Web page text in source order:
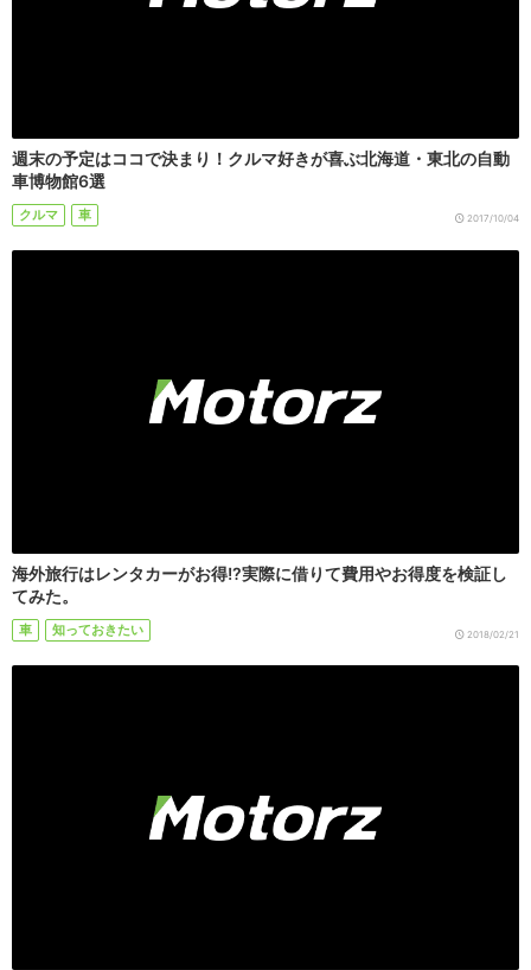
週末の予定はココで決まり！クルマ好きが喜ぶ北海道・東北の自動
車博物館6選
クルマ 車 2017/10/04
海外旅行はレンタカーがお得!?実際に借りて費用やお得度を検証し
てみた。
車 知っておきたい 2018/02/21